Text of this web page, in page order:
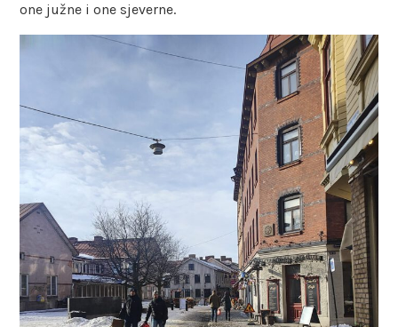
one južne i one sjeverne.